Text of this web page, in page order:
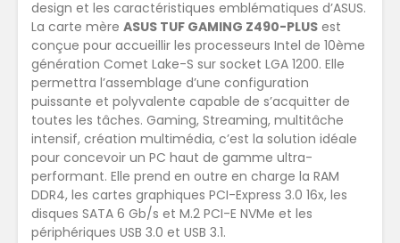
design et les caractéristiques emblématiques d’ASUS.
La carte mère ASUS TUF GAMING Z490-PLUS est
conçue pour accueillir les processeurs Intel de 10ème
génération Comet Lake-S sur socket LGA 1200. Elle
permettra l’assemblage d’une configuration
puissante et polyvalente capable de s’acquitter de
toutes les tâches. Gaming, Streaming, multitâche
intensif, création multimédia, c’est la solution idéale
pour concevoir un PC haut de gamme ultra-
performant. Elle prend en outre en charge la RAM
DDR4, les cartes graphiques PCI-Express 3.0 16x, les
disques SATA 6 Gb/s et M.2 PCI-E NVMe et les
périphériques USB 3.0 et USB 3.1.